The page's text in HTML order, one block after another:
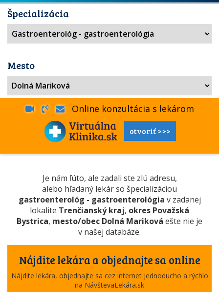
Špecializácia
Mesto
Online konzultácia s lekárom
otvoriť >>>
Je nám ľúto, ale zadali ste zlú adresu,
alebo hľadaný lekár so špecializáciou
gastroenterológ - gastroenterológia v zadanej
lokalite Trenčianský kraj, okres Považská
Bystrica, mesto/obec Dolná Mariková ešte nie je
v našej databáze.
Nájdite lekára a objednajte sa online
Nájdite lekára, objednajte sa cez internet jednoducho a rýchlo
na NávštevaLekára.sk